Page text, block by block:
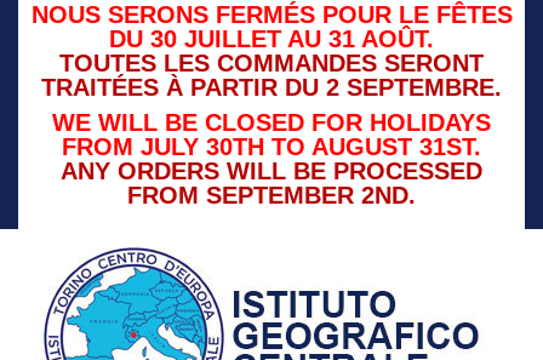
NOUS SERONS FERMÉS POUR LE FÊTES
DU 30 JUILLET AU 31 AOÛT.
TOUTES LES COMMANDES SERONT
TRAITÉES À PARTIR DU 2 SEPTEMBRE.
WE WILL BE CLOSED FOR HOLIDAYS
FROM JULY 30TH TO AUGUST 31ST.
ANY ORDERS WILL BE PROCESSED
FROM SEPTEMBER 2ND.